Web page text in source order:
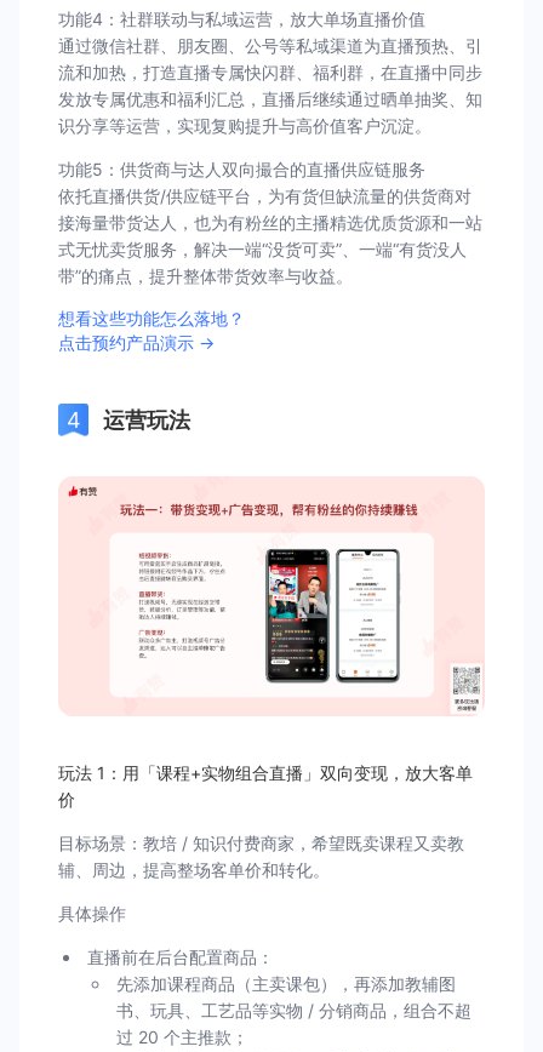
功能4：社群联动与私域运营，放大单场直播价值
通过微信社群、朋友圈、公号等私域渠道为直播预热、引
流和加热，打造直播专属快闪群、福利群，在直播中同步
发放专属优惠和福利汇总，直播后继续通过晒单抽奖、知
识分享等运营，实现复购提升与高价值客户沉淀。
功能5：供货商与达人双向撮合的直播供应链服务
依托直播供货/供应链平台，为有货但缺流量的供货商对
接海量带货达人，也为有粉丝的主播精选优质货源和一站
式无忧卖货服务，解决一端“没货可卖”、一端“有货没人
带”的痛点，提升整体带货效率与收益。
想看这些功能怎么落地？
点击预约产品演示 →
运营玩法
玩法 1：用「课程+实物组合直播」双向变现，放大客单
价
目标场景：教培 / 知识付费商家，希望既卖课程又卖教
辅、周边，提高整场客单价和转化。
具体操作
直播前在后台配置商品：
先添加课程商品（主卖课包），再添加教辅图
书、玩具、工艺品等实物 / 分销商品，组合不超
过 20 个主推款；